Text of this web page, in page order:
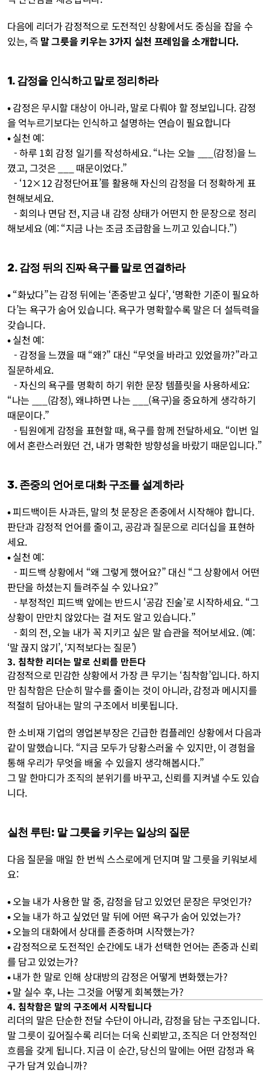
다음에 리더가 감정적으로 도전적인 상황에서도 중심을 잡을 수
있는, 즉 말 그릇을 키우는 3가지 실천 프레임을 소개합니다.
1. 감정을 인식하고 말로 정리하라
• 감정은 무시할 대상이 아니라, 말로 다뤄야 할 정보입니다. 감정
을 억누르기보다는 인식하고 설명하는 연습이 필요합니다
• 실천 예:
   - 하루 1회 감정 일기를 작성하세요. “나는 오늘 ___(감정)을 느
꼈고, 그것은 ___ 때문이었다.”
   - ‘12×12 감정단어표’를 활용해 자신의 감정을 더 정확하게 표
현해보세요.
   - 회의나 면담 전, 지금 내 감정 상태가 어떤지 한 문장으로 정리
해보세요 (예: “지금 나는 조금 조급함을 느끼고 있습니다.”)
2. 감정 뒤의 진짜 욕구를 말로 연결하라
• “화났다”는 감정 뒤에는 ‘존중받고 싶다’, ‘명확한 기준이 필요하
다’는 욕구가 숨어 있습니다. 욕구가 명확할수록 말은 더 설득력을
갖습니다.
• 실천 예:
   - 감정을 느꼈을 때 “왜?” 대신 “무엇을 바라고 있었을까?”라고
질문하세요.
   - 자신의 욕구를 명확히 하기 위한 문장 템플릿을 사용하세요:
“나는 ___(감정), 왜냐하면 나는 ___(욕구)을 중요하게 생각하기
때문이다.”
   - 팀원에게 감정을 표현할 때, 욕구를 함께 전달하세요. “이번 일
에서 혼란스러웠던 건, 내가 명확한 방향성을 바랐기 때문입니다.”
3. 존중의 언어로 대화 구조를 설계하라
• 피드백이든 사과든, 말의 첫 문장은 존중에서 시작해야 합니다.
판단과 감정적 언어를 줄이고, 공감과 질문으로 리더십을 표현하
세요.
• 실천 예:
   - 피드백 상황에서 “왜 그렇게 했어요?” 대신 “그 상황에서 어떤
판단을 하셨는지 들려주실 수 있나요?”
   - 부정적인 피드백 앞에는 반드시 ‘공감 진술’로 시작하세요. “그
상황이 만만치 않았다는 걸 저도 알고 있습니다.”
   - 회의 전, 오늘 내가 꼭 지키고 싶은 말 습관을 적어보세요. (예:
‘말 끊지 않기’, ‘지적보다는 질문’)
3. 침착한 리더는 말로 신뢰를 만든다
감정적으로 민감한 상황에서 가장 큰 무기는 ‘침착함’입니다. 하지
만 침착함은 단순히 말수를 줄이는 것이 아니라, 감정과 메시지를
적절히 담아내는 말의 구조에서 비롯됩니다.
한 소비재 기업의 영업본부장은 긴급한 컴플레인 상황에서 다음과
같이 말했습니다. “지금 모두가 당황스러울 수 있지만, 이 경험을
통해 우리가 무엇을 배울 수 있을지 생각해봅시다.”
그 말 한마디가 조직의 분위기를 바꾸고, 신뢰를 지켜낼 수도 있습
니다.
실천 루틴: 말 그릇을 키우는 일상의 질문
다음 질문을 매일 한 번씩 스스로에게 던지며 말 그릇을 키워보세
요:
• 오늘 내가 사용한 말 중, 감정을 담고 있었던 문장은 무엇인가?
• 오늘 내가 하고 싶었던 말 뒤에 어떤 욕구가 숨어 있었는가?
• 오늘의 대화에서 상대를 존중하며 시작했는가?
• 감정적으로 도전적인 순간에도 내가 선택한 언어는 존중과 신뢰
를 담고 있었는가?
• 내가 한 말로 인해 상대방의 감정은 어떻게 변화했는가?
• 말 실수 후, 나는 그것을 어떻게 회복했는가?
4. 침착함은 말의 구조에서 시작됩니다
리더의 말은 단순한 전달 수단이 아니라, 감정을 담는 구조입니다.
말 그릇이 깊어질수록 리더는 더욱 신뢰받고, 조직은 더 안정적인
흐름을 갖게 됩니다. 지금 이 순간, 당신의 말에는 어떤 감정과 욕
구가 담겨 있습니까?